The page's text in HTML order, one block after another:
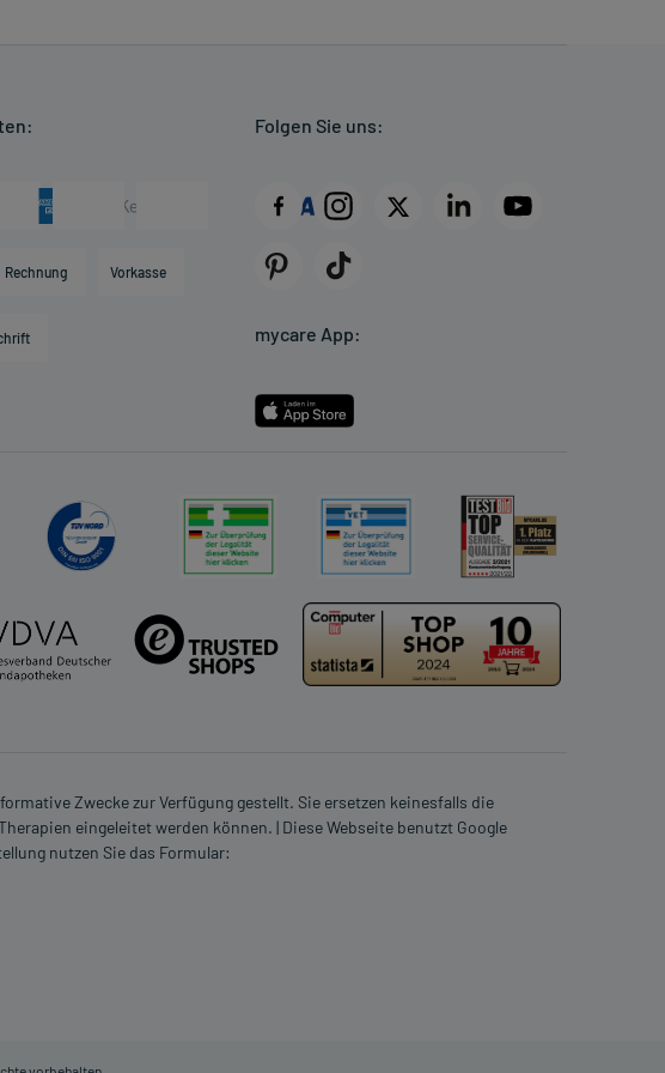
in
Rechnung Vorkasse
Folgen Sie uns:
mycare App:
Zwecke zur Verfügung gestellt. Sie ersetzen keinesfalls die
eingeleitet werden können. | Diese Webseite benutzt Google
nutzen Sie das Formular: